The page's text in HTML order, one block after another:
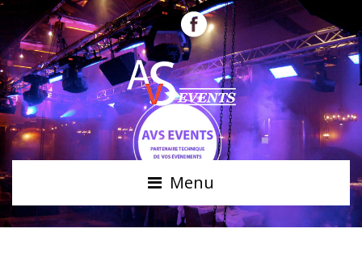
Menu